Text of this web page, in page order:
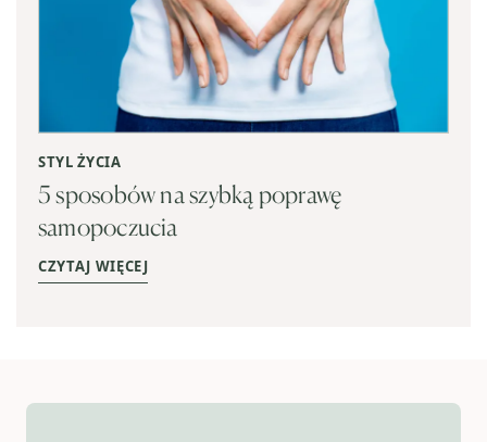
STYL ŻYCIA
5 sposobów na szybką poprawę
samopoczucia
CZYTAJ WIĘCEJ